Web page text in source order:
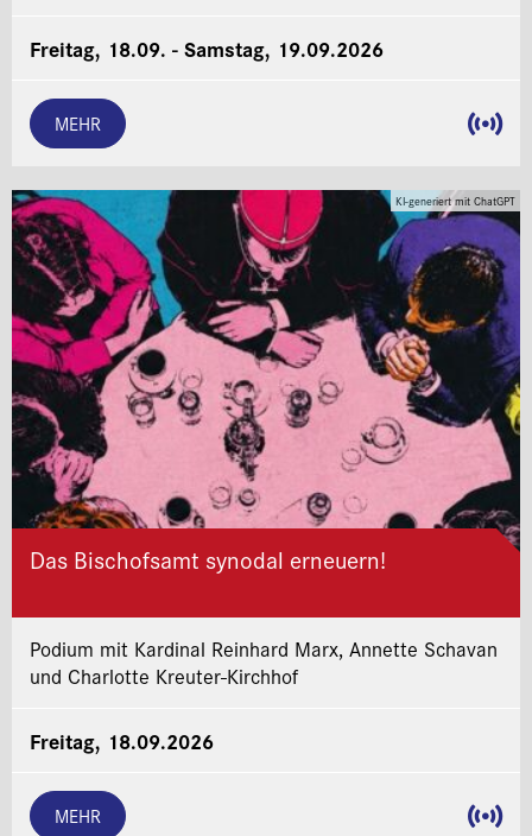
Freitag, 18.09. - Samstag, 19.09.2026
MEHR
KI-generiert mit ChatGPT
Das Bischofsamt synodal erneuern!
Podium mit Kardinal Reinhard Marx, Annette Schavan
und Charlotte Kreuter-Kirchhof
Freitag, 18.09.2026
MEHR